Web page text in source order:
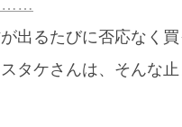
……
出るたびに否応なく
タケさんは、そんな